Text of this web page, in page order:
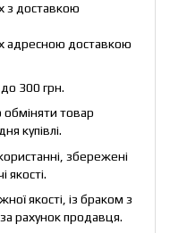
з доставкою
адресною доставкою
300 грн.
обміняти товар
купівлі.
збережені
якості.
якості, із браком з
рахунок продавця.